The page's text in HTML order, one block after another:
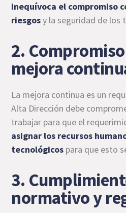
inequívoca el compromiso
riesgosy la seguridad de los
2.
mejora
La mejora continua es un
Alta Dirección debe
trabajar para que el
asignar los recursos
tecnológicos para que esto
3.
normativo y